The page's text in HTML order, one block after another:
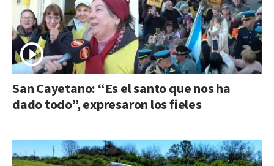
San Cayetano: “Es el santo que nos ha
dado todo”, expresaron los fieles